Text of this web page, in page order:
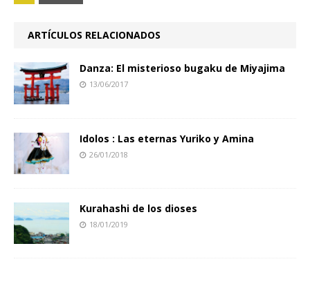
ARTÍCULOS RELACIONADOS
Danza: El misterioso bugaku de Miyajima
13/06/2017
Idolos : Las eternas Yuriko y Amina
26/01/2018
Kurahashi de los dioses
18/01/2019